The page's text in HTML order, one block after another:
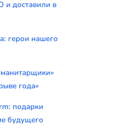
и доставили в
герои нашего
года»
подарки
будущего